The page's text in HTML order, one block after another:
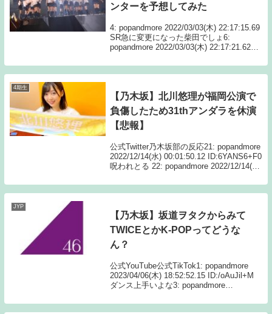
ンターを予想してみた
4: popandmore 2022/03/03(木) 22:17:15.69
SR急に変更になった柴田でしょ6:
popandmore 2022/03/03(木) 22:17:21.62
ん...
4期生
【乃木坂】北川悠理が福岡公演で
負傷したため31thアンダラを休演
【悲報】
公式Twitter乃木坂部の反応21: popandmore
2022/12/14(水) 00:01:50.12 ID:6YANS6+F0
呪われとる 22: popandmore 2022/12/14(水)
JYP
【乃木坂】坂道ヲタクからみて
TWICEとかK-POPってどうな
ん？
公式YouTube公式TikTok1: popandmore
2023/04/06(木) 18:52:52.15 ID:/oAuJil+M
ダンス上手いよな3: popandmore